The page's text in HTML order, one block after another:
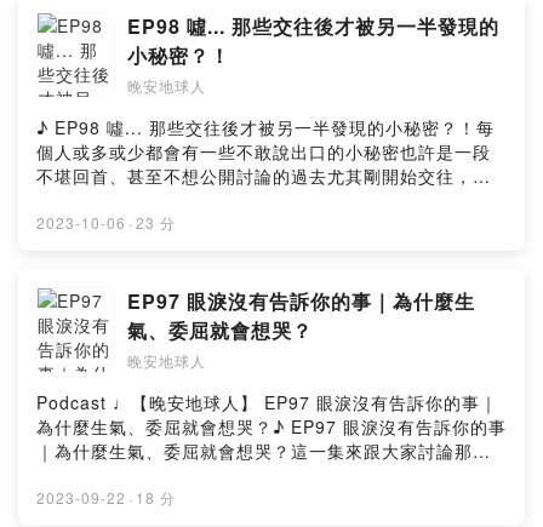
ebook：
https://www.facebook.com/wanan.spacemanInstagra
m：https://www.instagram.com/wanan.spaceman▻ 晚
安星球 Wan-An Planet ◅官方網站：http://wanan-
planet.com/Facebook：
https://www.facebook.com/wananplanet/Instagram：
https://www.instagram.com/wananplanet/✉ 合作來信
▻ wanan.planet@gmail.comPowered by Firstory
Hosting
名作家柯琳‧胡佛 𝗖𝗼𝗹𝗹𝗲𝗲𝗻 𝗛𝗼𝗼𝘃𝗲𝗿 再創暢銷佳作✓超
越羅曼史格局，以浪漫柔情包裝，挑戰家暴題材✓此書以坦
率平實的文字，描述一段感人至深的故事，引人共鳴✓晚安
地球人推薦指數：★★★★★★★★【本集精華重點】📖
受邀分享新書《以我們告終》，看完只有三字心得真！
上！頭！📖童年傷痕，如何影響一個人後續的人生發展📖
未曾經歷傷痛的我們，也許都容易跌入檢討受害者的盲點
的正反面📖#赤裸的真相：真相的重量可能是難以承受...📖
FB和IG了，看到這兒的你快手刀去關注一波！🔍：晚安地
球人（@𝒘𝒂𝒏𝒂𝒏.𝒔𝒑𝒂𝒄𝒆𝒎𝒂𝒏）#晚安地球人 #晚安星球
#wananspaceman #wananplanet #WanAn #以我們告
終• 更多晚安星球 •▻ 晚安地球人 ◅主持 / Rain雨庭 Jess
傑西動畫 / XiaoTser曉池錄音 / Rain雨庭剪輯 / Jess傑西
文案 / Rain雨庭▻ 背景BGM來源 ◅music by
daystarhttps://www.youtube.com/c/DaystarProjectmu
sic promoted by suara id https://bit.ly/3gnOcnU▻ 晚
安地球人 ◅收聽平台：
https://open.firstory.me/user/nightearth/platformsFac
默默收聽我們的節目除了萬分感謝，其實深藏心中的冒牌
者心態會立刻online！🚨會擔心我們的內容是不是不夠
好？也會擔心我們這樣亂來是不是不OK？但總有人願意穩
住我們、肯定我們，也認真謝謝我們（又想哭了😭）所以
修！🔧維修時間會維持多久暫時未知，但相信下一次回歸
就是充電後的模樣！想念我們的話歡迎回頭去聽過去的內
容，相信我們很快就回來了～😘這一集肺腑之言有點多，
晚安地球人，請各位期待我們的第101集！【本集精華重
斷（鄰居打小孩之類的）📌太空人傑西最推內心挖啊挖那
一集！🔨📌#晚安地球人 見證傑西的轉變 ♻️📌雨庭真心話
1：覺得傑西不會想做地球人太久❗️📌請各位提醒我們：地
球人會整理系列Playlist📌共同經歷疫情，首次各自SOLO
的錄音！📌記憶很深刻的第一次不能回家過年💔📌回顧到
一半才發現太空總部經常被淚水淹沒📌傑西從演唱會小白
變身搶票大神🎫📌太空總部整修：休息一陣子再繼續當各
庭像個大人📌晚安曲：〈一個像夏天一個像秋天〉♪晚安地
擔心對方會介意張大口不好看？吃火鍋會全身臭臭的？原
來和曖昧對象初次約會還有那麼多眉角要注意～👀溫馨提
醒初次約會還是要拿捏好分寸和距離 🙊有時候對方的客套
可能只是禮貌，千萬不要自我感覺太良好不過只要對方開
口說喜歡，那就一切都對了啦！！！📣 太空總部票選初次
約會最適合的餐廳，聽完這集保證成功率UP！祝天下有情
人終成眷屬，沒情人就互相取暖吧 🔥【本集精華重點】❤️
和曖昧對象初次約會吃什麼比較好？❤️淑女的漢堡竟然是
一層一層吃？！❤️邪惡友人直接把廣式月餅大口咬 😩❤️第
人們的初次約會經驗談❤️曖昧約會階段適合牽手抱抱嗎？
🤔❤️畫重點：對方說過喜歡的當成禮物加分💯晚安地球人
終於開通FB和IG了，看到這兒的你快手刀去關注一波！
🔍：晚安地球人（@𝒘𝒂𝒏𝒂𝒏.𝒔𝒑𝒂𝒄𝒆𝒎𝒂𝒏）#晚安地球人 #晚
一次約會 #約會• 更多晚安星球 •▻ 晚安地球人 ◅主持 /
Rain雨庭 Jess傑西動畫 / XiaoTser曉池錄音 / Rain雨庭
剪輯 / Jess傑西文案 / Rain雨庭▻ 背景BGM來源 ◅music
daystarhttps://www.youtube.com/c/DaystarProjectmu
EP98 噓... 那些交往後才被另一半發現的
小秘密？！
晚安地球人
♪ EP98 噓... 那些交往後才被另一半發現的小秘密？！每
個人或多或少都會有一些不敢說出口的小秘密也許是一段
不堪回首、甚至不想公開討論的過去尤其剛開始交往，難
對方看素顏的樣子、有的人不愛洗頭如果可以，那些不敢
半小心靈的恐怖事蹟 🌚例如外面有小3小王、私下叫🐔等
直接會被另一半拉黑封鎖的事 🤫那些不敢說出口、不敢表
現出來的可愛小秘密只要不是傷天害理的大小事，太空人
願意幫你好好保守秘密 ٩(^ᴗ^)۶別等了，快聽最新一集吧
～📣【本集精華重點】🤫雨庭交往一陣子才發現男友的迷
因魂🤫傑西和男友每日睡前行程是看迷因🤫傑西戀愛後被
友人們說很可愛 (´∀`)🤫雨庭發現傑西戀愛後化身賢妻良母
🤫雨庭戀愛前其實是超兇狠的冰山🧊🤫情侶過夜隔天會害
怕嘴巴臭臭？🤫雨庭友人爆料她男友都不洗內褲！！！🤫
2023-10-06 · 23 分
EP97 眼淚沒有告訴你的事｜為什麼生
氣、委屈就會想哭？
晚安地球人
Podcast ♩【晚安地球人】 EP97 眼淚沒有告訴你的事｜
為什麼生氣、委屈就會想哭？♪ EP97 眼淚沒有告訴你的事
｜為什麼生氣、委屈就會想哭？這一集來跟大家討論那些
事...明明道理在自己身上、明有很多話想要為自己辯解的
2023-09-22 · 18 分